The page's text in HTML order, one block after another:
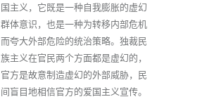
国主义，它既是一种自我膨胀的虚幻
群体意识，也是一种为转移内部危机
而夸大外部危险的统治策略。独裁民
族主义在官民两个方面都是虚幻的，
官方是故意制造虚幻的外部威胁，民
间盲目地相信官方的爱国主义宣传。